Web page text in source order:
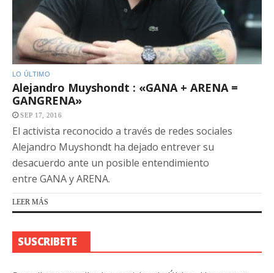
LO ÚLTIMO
Alejandro Muyshondt : «GANA + ARENA =
GANGRENA»
SEP 17, 2016
El activista reconocido a través de redes sociales
Alejandro Muyshondt ha dejado entrever su
desacuerdo ante un posible entendimiento
entre GANA y ARENA.
LEER MÁS
SUSCRIBETE